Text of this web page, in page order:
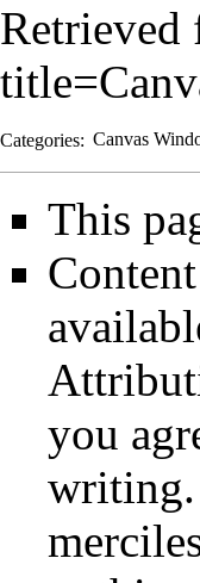
Retrieved
Categories: Canvas
This
you